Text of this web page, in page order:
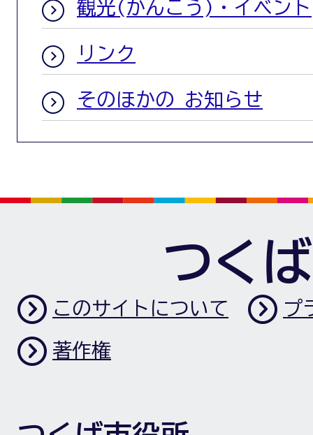
観光(かんこう)・イベント
リンク
そのほかの お知らせ
つく
このサイトについて プ
著作権